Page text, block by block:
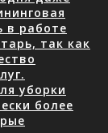
в работе
так как
уборки
более